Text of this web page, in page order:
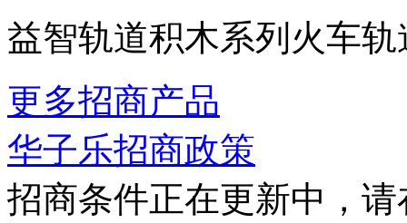
益智轨道积木系列火车轨
更多招商产品
华子乐招商政策
招商条件正在更新中，